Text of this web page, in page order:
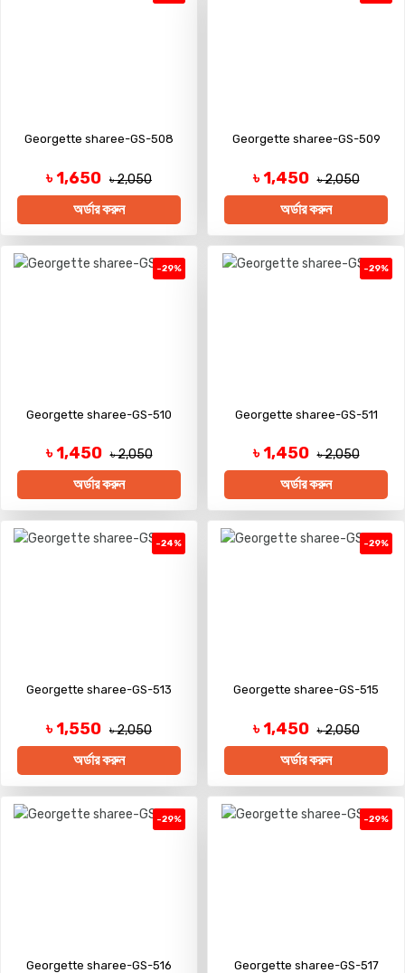
Georgette sharee-GS-508
৳ 1,650 ৳ 2,050
অর্ডার করুন
Georgette sharee-GS-509
৳ 1,450 ৳ 2,050
অর্ডার করুন
-29%
Georgette sharee-GS-510
৳ 1,450 ৳ 2,050
অর্ডার করুন
-29%
Georgette sharee-GS-511
৳ 1,450 ৳ 2,050
অর্ডার করুন
-24%
Georgette sharee-GS-513
৳ 1,550 ৳ 2,050
অর্ডার করুন
-29%
Georgette sharee-GS-515
৳ 1,450 ৳ 2,050
অর্ডার করুন
-29%
Georgette sharee-GS-516
-29%
Georgette sharee-GS-517